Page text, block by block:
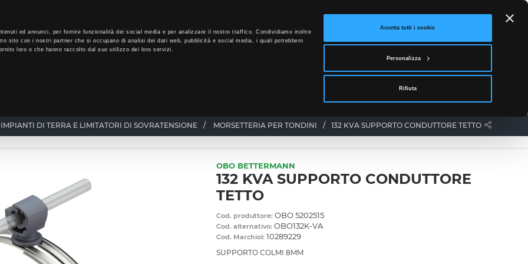
ed annunci, per fornire funzionalità dei social media e per analizzare il nostro traffico. Condividiamo inoltre
sito con i nostri partner che si occupano di analisi dei dati web, pubblicità e social media, i quali potrebbero
loro o che hanno raccolto dal suo utilizzo dei loro servizi.
Accetta tutti i cookie
Personalizza
Rifiuta
Accedi
News Contatti
IMPIANTI DI TERRA E LIMITATORI DI SOVRATENSIONE / MORSETTERIA PER TONDINI / 132 KVA SUPPORTO CONDUTTORE TETTO
OBO BETTERMANN
132 KVA SUPPORTO CONDUTTORE
TETTO
Cod. produttore: OBO 5202515
Cod. alternativo: OBO132K-VA
Cod. Marchiol: 10289229
SUPPORTO COLMI 8MM